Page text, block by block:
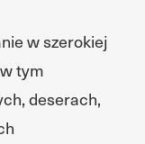
w szerokiej
tym
deserach,